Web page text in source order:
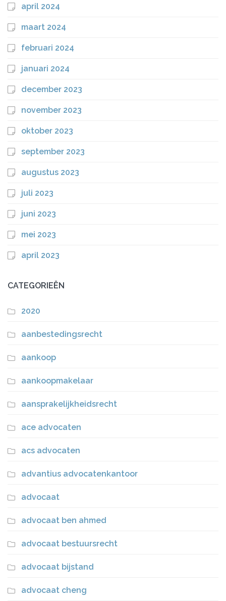
april 2024
maart 2024
februari 2024
januari 2024
december 2023
november 2023
oktober 2023
september 2023
augustus 2023
juli 2023
juni 2023
mei 2023
april 2023
CATEGORIEËN
2020
aanbestedingsrecht
aankoop
aankoopmakelaar
aansprakelijkheidsrecht
ace advocaten
acs advocaten
advantius advocatenkantoor
advocaat
advocaat ben ahmed
advocaat bestuursrecht
advocaat bijstand
advocaat cheng